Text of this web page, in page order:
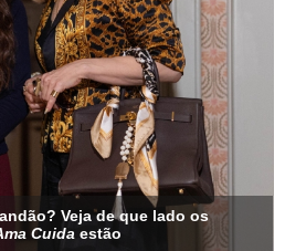
Veja de que lado os
Cuida estão